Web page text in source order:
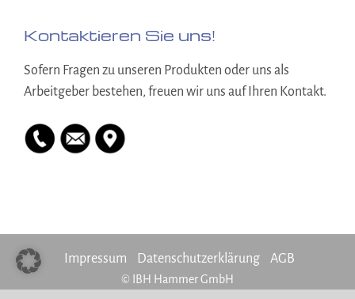
Kontaktieren Sie uns!
Sofern Fragen zu unseren Produkten oder uns als
Arbeitgeber bestehen, freuen wir uns auf Ihren Kontakt.
Impressum Datenschutzerklärung AGB
© IBH Hammer GmbH